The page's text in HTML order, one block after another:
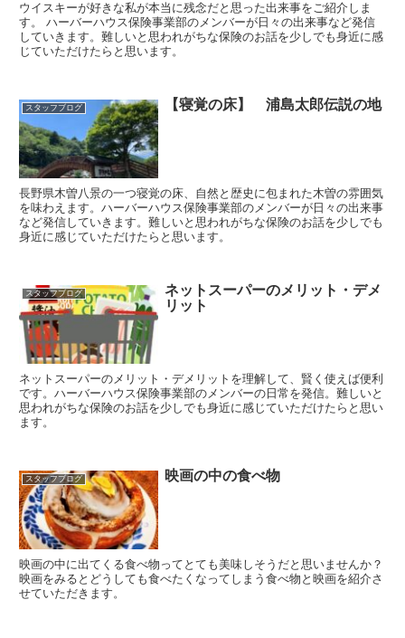
ウイスキーが好きな私が本当に残念だと思った出来事をご紹介しま
す。 ハーバーハウス保険事業部のメンバーが日々の出来事など発信
していきます。難しいと思われがちな保険のお話を少しでも身近に感
じていただけたらと思います。
スタッフブログ 【寝覚の床】 浦島太郎伝説の地
長野県木曽八景の一つ寝覚の床、自然と歴史に包まれた木曽の雰囲気
を味わえます。ハーバーハウス保険事業部のメンバーが日々の出来事
など発信していきます。難しいと思われがちな保険のお話を少しでも
身近に感じていただけたらと思います。
スタッフブログ
ネットスーパーのメリット・デメ
リット
ネットスーパーのメリット・デメリットを理解して、賢く使えば便利
です。ハーバーハウス保険事業部のメンバーの日常を発信。難しいと
思われがちな保険のお話を少しでも身近に感じていただけたらと思い
ます。
スタッフブログ 映画の中の食べ物
映画の中に出てくる食べ物ってとても美味しそうだと思いませんか？
映画をみるとどうしても食べたくなってしまう食べ物と映画を紹介さ
せていただきます。